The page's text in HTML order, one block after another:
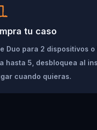
tu caso
Duo para 2 dispositivos
hasta 5, desbloquea al
cuando quieras.